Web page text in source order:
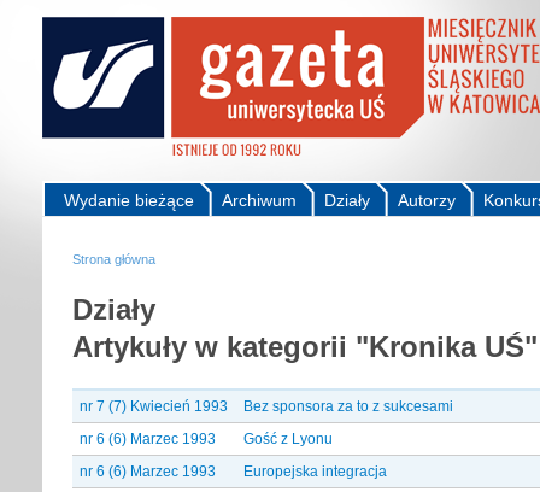
Autorzy
Działy
Archiwum
Wydanie bieżące
Strona główna
Działy
Artykuły w kategorii "Kronika UŚ"
nr 7 (7) Kwiecień 1993
Bez sponsora za to z sukcesami
nr 6 (6) Marzec 1993
Gość z Lyonu
nr 6 (6) Marzec 1993
Europejska integracja